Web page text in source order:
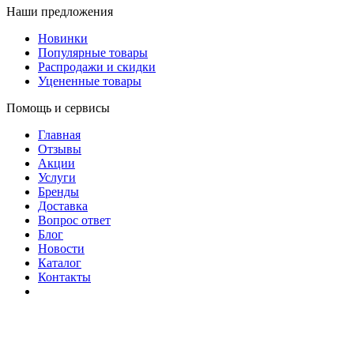
Наши предложения
Новинки
Популярные товары
Распродажи и скидки
Уцененные товары
Помощь и сервисы
Главная
Отзывы
Акции
Услуги
Бренды
Доставка
Вопрос ответ
Блог
Новости
Каталог
Контакты